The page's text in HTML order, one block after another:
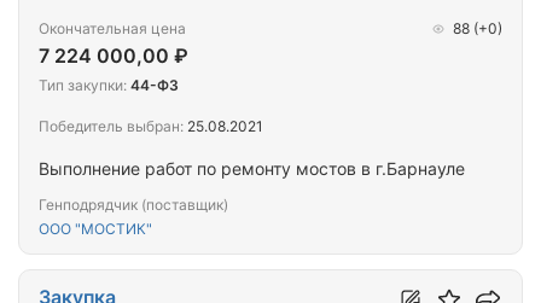
Выполнение работ по ремонту мостов в г.Барнауле
Генподрядчик (поставщик)
ООО "МОСТИК"
Окончательная цена
7 224 000,00 ₽
88 (+0)
Тип закупки: 44-ФЗ
Победитель выбран: 25.08.2021
Закупка